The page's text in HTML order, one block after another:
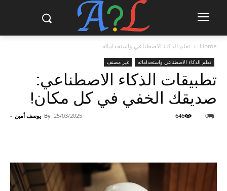
Home تعلم الذكاء الاصطناعي واستخداماته
تعلم الذكاء الاصطناعي واستخداماته غير مصنف
تطبيقات الذكاء الاصطناعي:
صديقك الخفي في كل مكان!
By يوسف أمين - 25/03/2025 0
646